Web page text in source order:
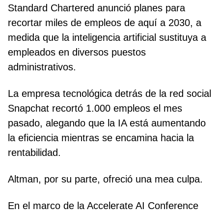
Standard Chartered anunció planes para
recortar miles de empleos de aquí a 2030, a
medida que la inteligencia artificial sustituya a
empleados en diversos puestos
administrativos.
La empresa tecnológica detrás de la red social
Snapchat recortó 1.000 empleos el mes
pasado, alegando que la IA está aumentando
la eficiencia mientras se encamina hacia la
rentabilidad.
Altman, por su parte, ofreció una mea culpa.
En el marco de la Accelerate AI Conference